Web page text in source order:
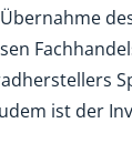
ist der